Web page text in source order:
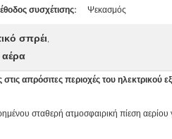
συσχέτισης: Ψεκασμός
σπρέι,
αέρα
απρόσιτες περιοχές του ηλεκτρικού
σταθερή ατμοσφαιρική πίεση αερίου